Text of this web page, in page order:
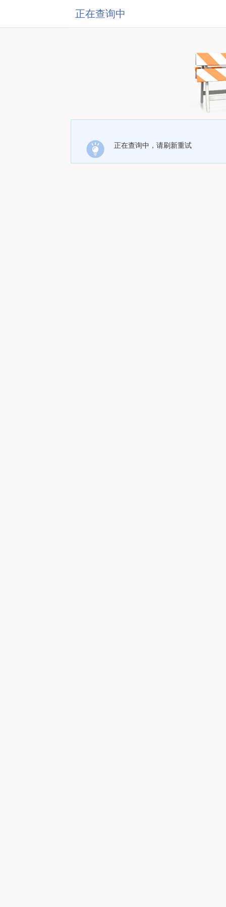
正在查询中
正在查询中，请刷新重试